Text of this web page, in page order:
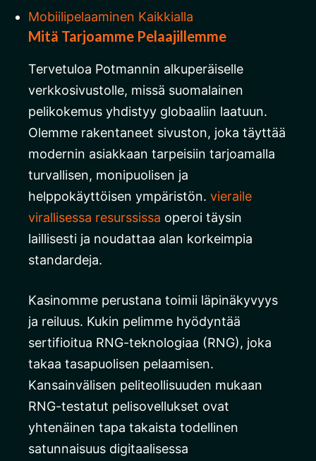
Mobiilipelaaminen Kaikkialla
Mitä Tarjoamme Pelaajillemme
Tervetuloa Potmannin alkuperäiselle
verkkosivustolle, missä suomalainen
pelikokemus yhdistyy globaaliin laatuun.
Olemme rakentaneet sivuston, joka täyttää
modernin asiakkaan tarpeisiin tarjoamalla
turvallisen, monipuolisen ja
helppokäyttöisen ympäristön. vieraile
virallisessa resurssissa operoi täysin
laillisesti ja noudattaa alan korkeimpia
standardeja.
Kasinomme perustana toimii läpinäkyvyys
ja reiluus. Kukin pelimme hyödyntää
sertifioitua RNG-teknologiaa (RNG), joka
takaa tasapuolisen pelaamisen.
Kansainvälisen peliteollisuuden mukaan
RNG-testatut pelisovellukset ovat
yhtenäinen tapa takaista todellinen
satunnaisuus digitaalisessa